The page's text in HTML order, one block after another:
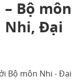
– Bộ môn
Nhi, Đại
Bộ môn Nhi - Đại